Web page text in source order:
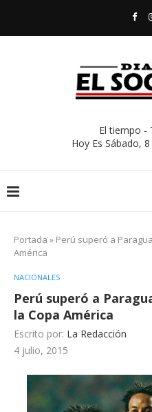
El tiempo -
Hoy Es Sábado,
Portada » Perú superó a
América
NACIONALES
Perú superó a
la Copa América
Escrito por: La Redacción
4 julio, 2015